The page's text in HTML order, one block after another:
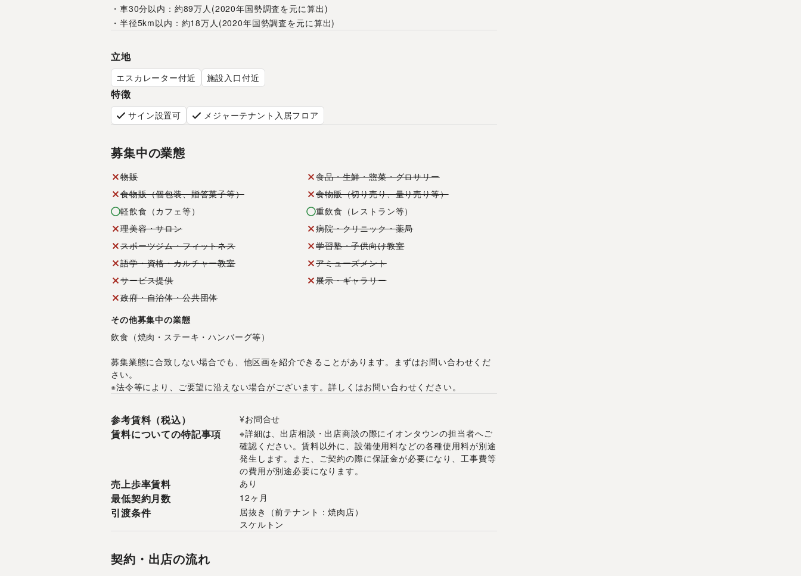
・車30分以内：約89万人(2020年国勢調査を元に算出)
・半径5km以内：約18万人(2020年国勢調査を元に算出)
立地
エスカレーター付近 施設入口付近
特徴
サイン設置可 メジャーテナント入居フロア
募集中の業態
物販
食品・生鮮・惣菜・グロサリー
食物販（個包装、贈答菓子等）
食物販（切り売り、量り売り等）
軽飲食（カフェ等）
重飲食（レストラン等）
理美容・サロン
病院・クリニック・薬局
スポーツジム・フィットネス
学習塾・子供向け教室
語学・資格・カルチャー教室
アミューズメント
サービス提供
展示・ギャラリー
政府・自治体・公共団体
その他募集中の業態
飲食（焼肉・ステーキ・ハンバーグ等）
募集業態に合致しない場合でも、他区画を紹介できることがあります。まずはお問い合わせくだ
さい。
※法令等により、ご要望に沿えない場合がございます。詳しくはお問い合わせください。
参考賃料（税込） ¥お問合せ
賃料についての特記事項
※詳細は、出店相談・出店商談の際にイオンタウンの担当者へご
確認ください。賃料以外に、設備使用料などの各種使用料が別途
発生します。また、ご契約の際に保証金が必要になり、工事費等
の費用が別途必要になります。
売上歩率賃料 あり
最低契約月数 12ヶ月
引渡条件 居抜き （前テナント：焼肉店）
スケルトン
契約・出店の流れ